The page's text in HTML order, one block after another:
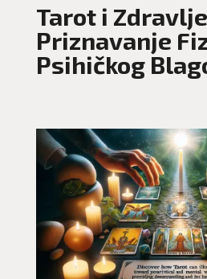
Tarot i
Priznavanje
Psihičkog